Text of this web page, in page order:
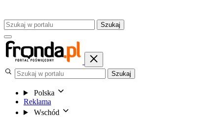
Szukaj
Szukaj
Polska
Reklama
Wschód